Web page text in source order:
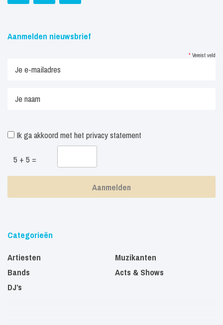
Aanmelden nieuwsbrief
* Vereist veld
Ik ga akkoord met het privacy statement
5 + 5 =
Categorieën
Artiesten
Bands
DJ’s
Muzikanten
Acts & Shows